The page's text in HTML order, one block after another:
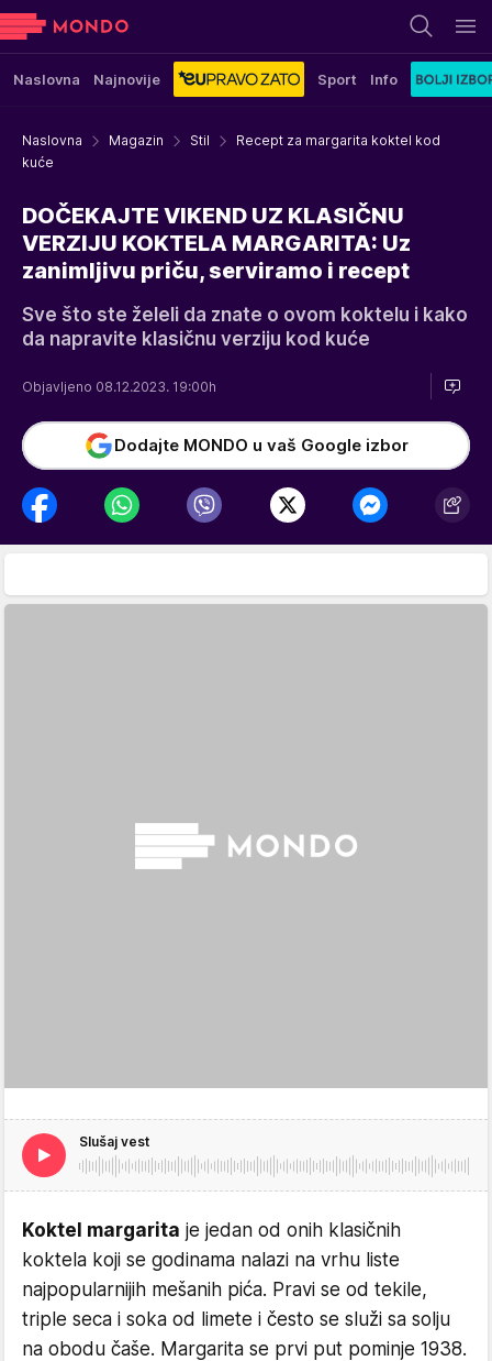
Naslovna Najnovije Sport Info
Naslovna Magazin Stil
Recept za margarita koktel kod
kuće
DOČEKAJTE VIKEND UZ KLASIČNU
VERZIJU KOKTELA MARGARITA: Uz
zanimljivu priču, serviramo i recept
Sve što ste želeli da znate o ovom koktelu i kako
da napravite klasičnu verziju kod kuće
Objavljeno 08.12.2023. 19:00h
Dodajte MONDO u vaš Google izbor
Slušaj vest
Koktel margarita je jedan od onih klasičnih
koktela koji se godinama nalazi na vrhu liste
najpopularnijih mešanih pića. Pravi se od tekile,
triple seca i soka od limete i često se služi sa solju
na obodu čaše. Margarita se prvi put pominje 1938.